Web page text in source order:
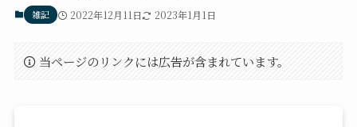
雑記 2022年12月11日 2023年1月1日
当ページのリンクには広告が含まれています。